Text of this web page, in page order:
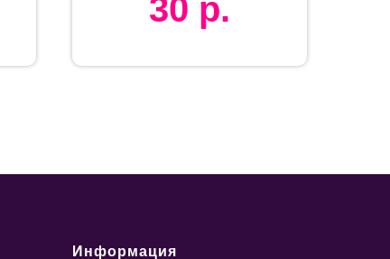
30 р.
Информация